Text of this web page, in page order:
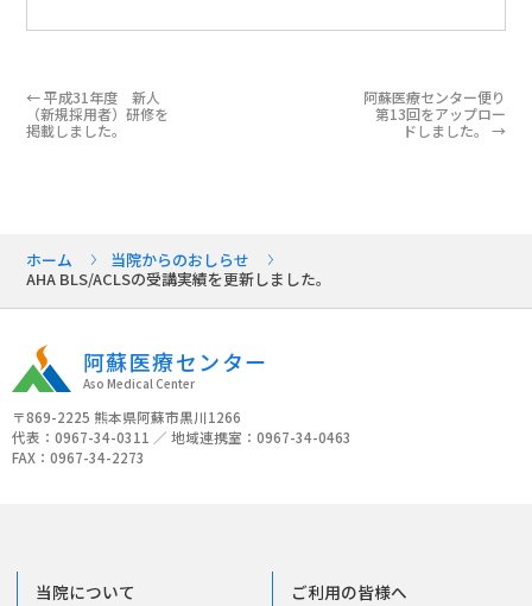
←平成31年度 新人
（新規採用者）研修を
掲載しました。
阿蘇医療センター便り
第13回をアップロー
ドしました。 →
ホーム
当院からのおしらせ
AHA BLS/ACLSの受講実績を更新しました。
阿蘇医療センター
Aso Medical Center
〒869-2225 熊本県阿蘇市黒川1266
代表：0967-34-0311 ／ 地域連携室：0967-34-0463
FAX：0967-34-2273
当院について ご利用の皆様へ